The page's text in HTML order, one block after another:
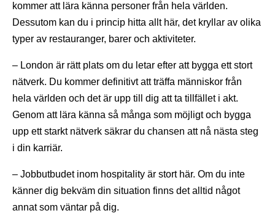
kommer att lära känna personer från hela världen.
Dessutom kan du i princip hitta allt här, det kryllar av olika
typer av restauranger, barer och aktiviteter.
– London är rätt plats om du letar efter att bygga ett stort
nätverk. Du kommer definitivt att träffa människor från
hela världen och det är upp till dig att ta tillfället i akt.
Genom att lära känna så många som möjligt och bygga
upp ett starkt nätverk säkrar du chansen att nå nästa steg
i din karriär.
– Jobbutbudet inom hospitality är stort här. Om du inte
känner dig bekväm din situation finns det alltid något
annat som väntar på dig.